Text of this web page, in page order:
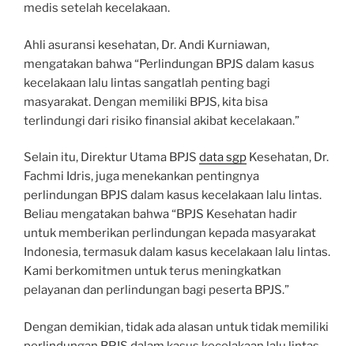
medis setelah kecelakaan.
Ahli asuransi kesehatan, Dr. Andi Kurniawan,
mengatakan bahwa “Perlindungan BPJS dalam kasus
kecelakaan lalu lintas sangatlah penting bagi
masyarakat. Dengan memiliki BPJS, kita bisa
terlindungi dari risiko finansial akibat kecelakaan.”
Selain itu, Direktur Utama BPJS data sgp Kesehatan, Dr.
Fachmi Idris, juga menekankan pentingnya
perlindungan BPJS dalam kasus kecelakaan lalu lintas.
Beliau mengatakan bahwa “BPJS Kesehatan hadir
untuk memberikan perlindungan kepada masyarakat
Indonesia, termasuk dalam kasus kecelakaan lalu lintas.
Kami berkomitmen untuk terus meningkatkan
pelayanan dan perlindungan bagi peserta BPJS.”
Dengan demikian, tidak ada alasan untuk tidak memiliki